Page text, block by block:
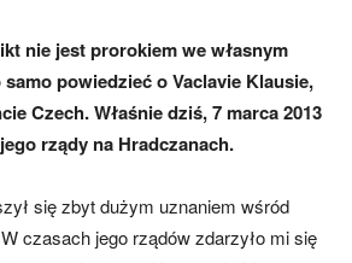
nie jest prorokiem we własnym
powiedzieć o Vaclavie Klausie,
Czech. Właśnie dziś, 7 marca 2013
rządy na Hradczanach.
się zbyt dużym uznaniem wśród
czasach jego rządów zdarzyło mi się